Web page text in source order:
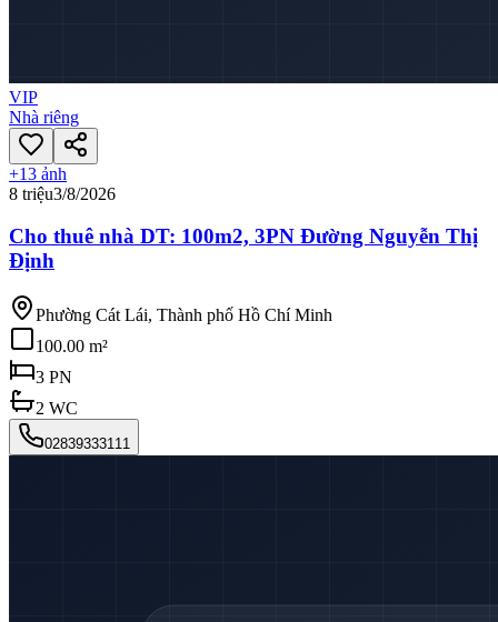
VIP
Nhà riêng
+13 ảnh
8 triệu3/8/2026
Cho thuê nhà DT: 100m2, 3PN Đường Nguyễn Thị
Định
Phường Cát Lái, Thành phố Hồ Chí Minh
100.00 m²
3 PN
2 WC
02839333111